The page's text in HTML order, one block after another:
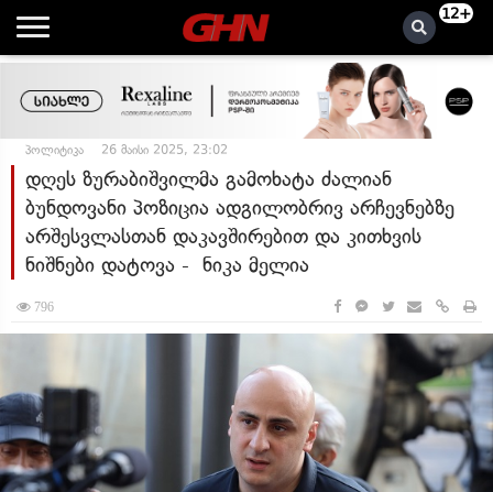
12+
პოლიტიკა 26 მაისი 2025, 23:02
დღეს ზურაბიშვილმა გამოხატა ძალიან
ბუნდოვანი პოზიცია ადგილობრივ არჩევნებზე
არშესვლასთან დაკავშირებით და კითხვის
ნიშნები დატოვა - ნიკა მელია
796